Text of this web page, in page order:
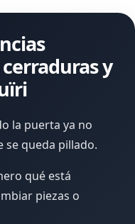
y
la puerta ya no
queda pillado.
qué está
piezas o